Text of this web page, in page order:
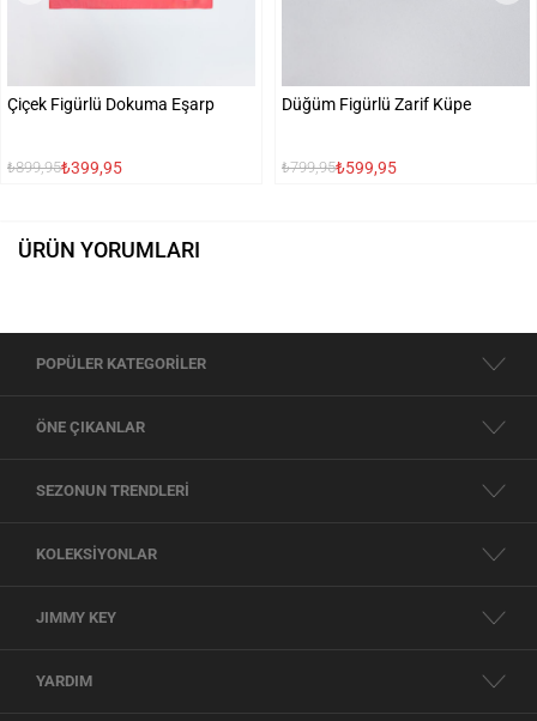
Çiçek Figürlü Dokuma Eşarp
₺899,95₺399,95
Düğüm Figürlü Zarif Küpe
₺799,95₺599,95
ÜRÜN YORUMLARI
POPÜLER KATEGORİLER
ÖNE ÇIKANLAR
SEZONUN TRENDLERİ
KOLEKSİYONLAR
JIMMY KEY
YARDIM